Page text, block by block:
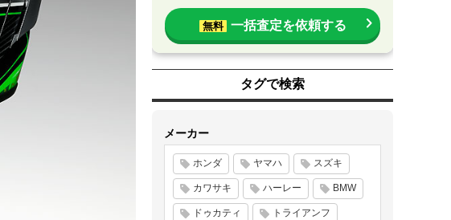
無料 一括査定を依頼する
タグで検索
メーカー
ホンダ ヤマハ スズキ
カワサキ ハーレー BMW
ドゥカティ トライアンフ